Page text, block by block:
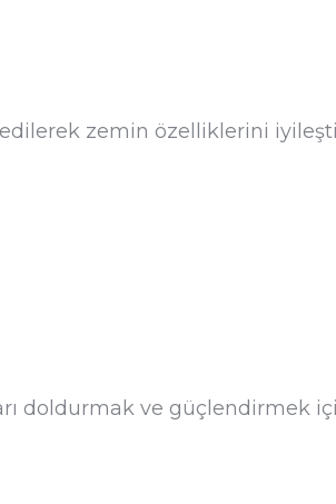
edilerek zemin özelliklerini
doldurmak ve güçlendirmek